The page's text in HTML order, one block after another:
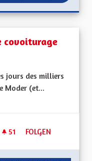
covoiturage
jours des milliers
Moder (et...
51 51 FOLLOWER
FOLGEN
TRANSPORT :